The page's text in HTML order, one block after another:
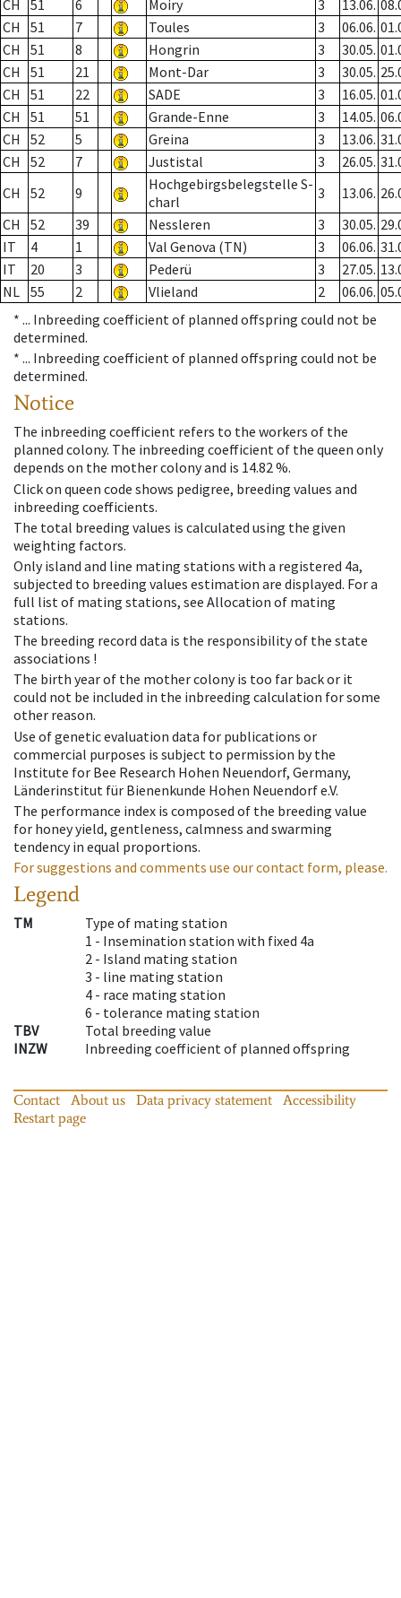
CH 51 6 Moiry 3 13.06.
CH
51 7 Toules 3 06.06.
CH
51 8 Hongrin 3 30.05.
CH
51 21 Mont-Dar 3 30.05.
CH
51 22 SADE 3 16.05.
CH
51 51 Grande-Enne 3 14.05.
CH
52 5 Greina 3 13.06.
CH
52 7 Justistal 3 26.05.
CH
52 9
Hochgebirgsbelegstelle S-
charl
3 13.06.
CH
52 39 Nessleren 3 30.05.
IT
4 1 Val Genova (TN) 3 06.06.
IT
20 3 Pederü 3 27.05.
NL 55 2 Vlieland 2 06.06.
* ... Inbreeding coefficient of planned offspring could not be
determined.
* ... Inbreeding coefficient of planned offspring could not be
determined.
Notice
The inbreeding coefficient refers to the workers of the
planned colony. The inbreeding coefficient of the queen only
depends on the mother colony and is 14.82 %.
Click on queen code shows pedigree, breeding values and
inbreeding coefficients.
The total breeding values is calculated using the given
weighting factors.
Only island and line mating stations with a registered 4a,
subjected to breeding values estimation are displayed. For a
full list of mating stations, see Allocation of mating
stations.
The breeding record data is the responsibility of the state
associations !
The birth year of the mother colony is too far back or it
could not be included in the inbreeding calculation for some
other reason.
Use of genetic evaluation data for publications or
commercial purposes is subject to permission by the
Institute for Bee Research Hohen Neuendorf, Germany,
Länderinstitut für Bienenkunde Hohen Neuendorf e.V.
The performance index is composed of the breeding value
for honey yield, gentleness, calmness and swarming
tendency in equal proportions.
For suggestions and comments use our contact form, please.
Legend
TM
Type of mating station
1 - Insemination station with fixed 4a
2 - Island mating station
3 - line mating station
4 - race mating station
6 - tolerance mating station
TBV
Total breeding value
INZW
Inbreeding coefficient of planned offspring
Contact About us Data privacy statement
Accessibility
Restart page